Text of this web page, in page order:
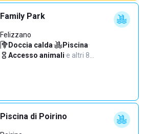
Family Park
Felizzano
Doccia calda· Piscina·
Accesso animali·e altri 8…
Piscina di Poirino